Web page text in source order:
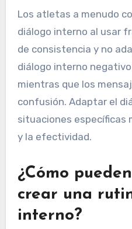
Los atletas a menudo
diálogo interno al usar
de consistencia y no
diálogo interno
mientras que los
confusión. Adaptar el
situaciones específicas
y la efectividad.
¿Cómo
crear una
interno?